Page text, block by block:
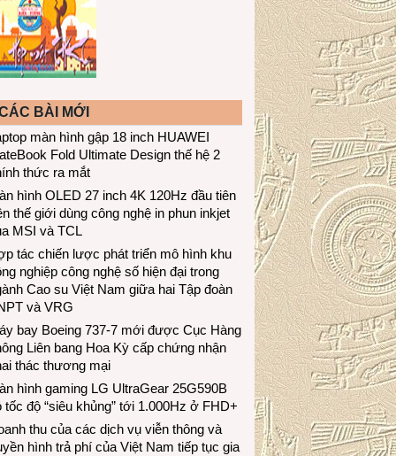
BÀI MỚI
màn hình gập 18 inch HUAWEI
Fold Ultimate Design thế hệ 2
thức ra mắt
hình OLED 27 inch 4K 120Hz đầu tiên
thế giới dùng công nghệ in phun inkjet
MSI và TCL
tác chiến lược phát triển mô hình khu
nghiệp công nghệ số hiện đại trong
Cao su Việt Nam giữa hai Tập đoàn
và VRG
bay Boeing 737-7 mới được Cục Hàng
Liên bang Hoa Kỳ cấp chứng nhận
thác thương mại
hình gaming LG UltraGear 25G590B
tốc độ “siêu khủng” tới 1.000Hz ở FHD+
thu của các dịch vụ viễn thông và
hình trả phí của Việt Nam tiếp tục gia